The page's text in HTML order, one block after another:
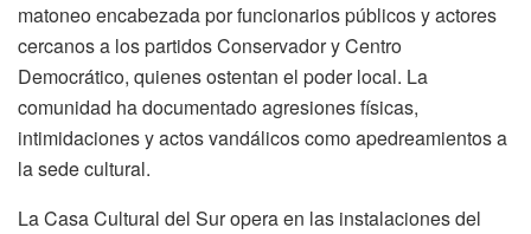
matoneo encabezada por funcionarios públicos y actores
cercanos a los partidos Conservador y Centro
Democrático, quienes ostentan el poder local. La
comunidad ha documentado agresiones físicas,
intimidaciones y actos vandálicos como apedreamientos a
la sede cultural.
La Casa Cultural del Sur opera en las instalaciones del